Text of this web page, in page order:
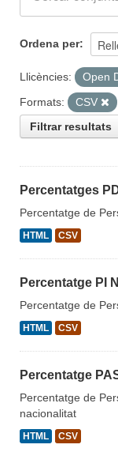
Ordena per
Llicències:
Open
Formats:
CSV
Filtrar resultats
Percentatges
Percentatge de
HTML CSV
Percentatge PI
Percentatge de
HTML CSV
Percentatge
Percentatge de
nacionalitat
HTML CSV